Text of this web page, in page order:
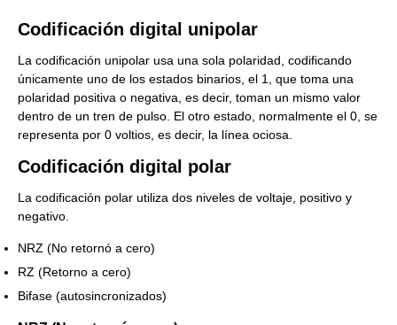
Codificación digital unipolar
La codificación unipolar usa una sola polaridad, codificando
únicamente uno de los estados binarios, el 1, que toma una
polaridad positiva o negativa, es decir, toman un mismo valor
dentro de un tren de pulso. El otro estado, normalmente el 0, se
representa por 0 voltios, es decir, la línea ociosa.
Codificación digital polar
La codificación polar utiliza dos niveles de voltaje, positivo y
negativo.
NRZ (No retornó a cero)
RZ (Retorno a cero)
Bifase (autosincronizados)